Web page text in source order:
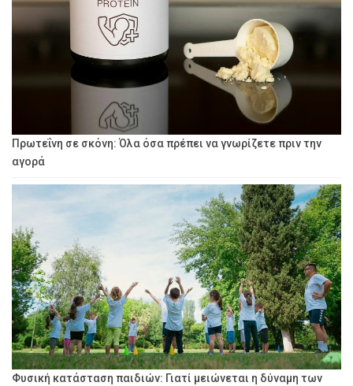
Πρωτεΐνη σε σκόνη: Όλα όσα πρέπει να γνωρίζετε πριν την
αγορά
Φυσική κατάσταση παιδιών: Γιατί μειώνεται η δύναμη των